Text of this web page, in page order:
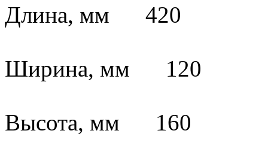
Длина, мм 420
Ширина, мм 120
Высота, мм 160